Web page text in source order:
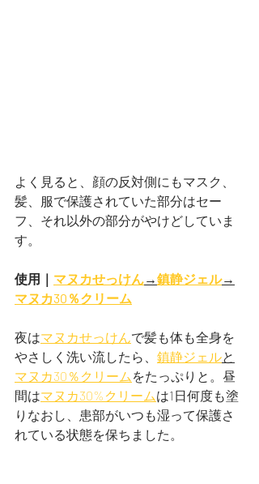
よく見ると、顔の反対側にもマスク、
髪、服で保護されていた部分はセー
フ、それ以外の部分がやけどしていま
す。
使用｜ マヌカせっけん→鎮静ジェル→
マヌカ30％クリーム
夜はマヌカせっけんで髪も体も全身を
やさしく洗い流したら、 鎮静ジェルと
マヌカ30％クリーム をたっぷりと。昼
間はマヌカ30%クリームは1日何度も塗
りなおし、患部がいつも湿って保護さ
れている状態を保ちました。